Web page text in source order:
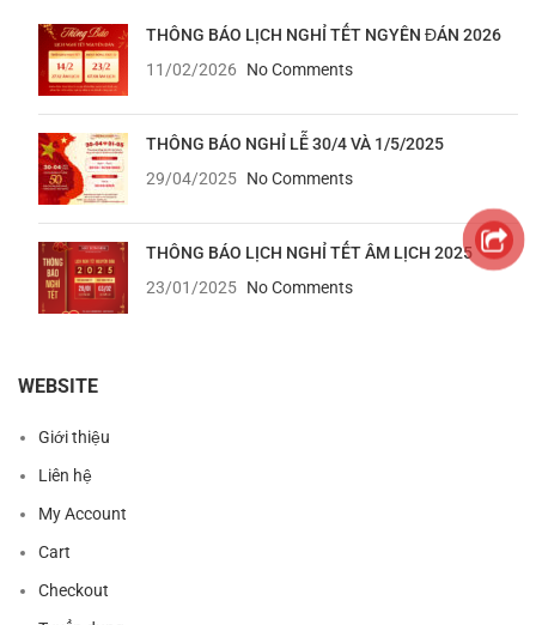
THÔNG BÁO LỊCH NGHỈ TẾT NGYÊN ĐÁN 2026
11/02/2026
No Comments
THÔNG BÁO NGHỈ LỄ 30/4 VÀ 1/5/2025
29/04/2025 No Comments
THÔNG BÁO LỊCH NGHỈ TẾT ÂM LỊCH 2025
23/01/2025 No Comments
WEBSITE
Giới thiệu
Liên hệ
My Account
Cart
Checkout